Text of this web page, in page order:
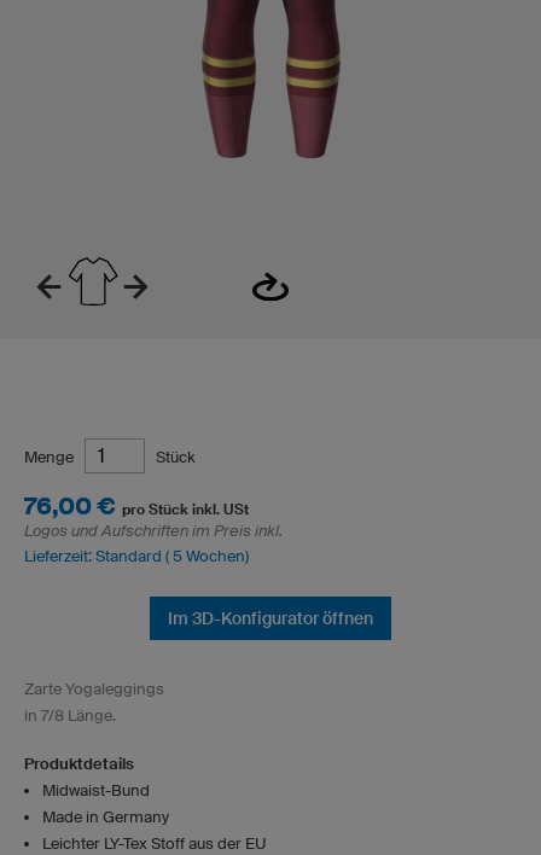
Menge Stück
76,00 € pro Stück inkl. USt
Logos und Aufschriften im Preis inkl.
Lieferzeit: Standard ( 5 Wochen)
Im 3D-Konfigurator öffnen
Zarte Yogaleggings
in 7/8 Länge.
Produktdetails
Midwaist-Bund
Made in Germany
Leichter LY-Tex Stoff aus der EU